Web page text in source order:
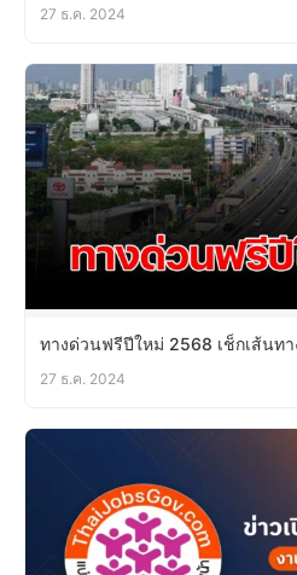
27 ธ.ค. 2024
ทางด่วนฟรีปีใหม่ 2568 เช็กเส้นท
27 ธ.ค. 2024